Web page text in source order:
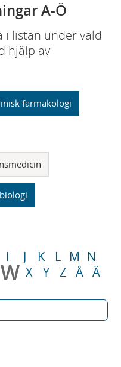
A-Ö
i listan under vald
hjälp av
farmakologi
I J K L M N
W X Y Z Å Ä